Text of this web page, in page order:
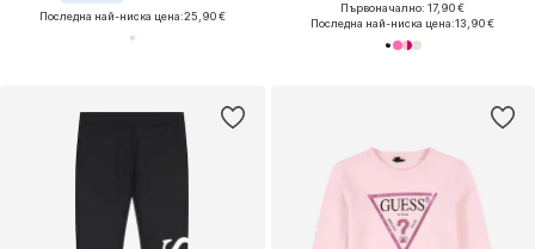
Последна най-ниска цена:25,90 €
Първоначално: 17,90 €
Последна най-ниска цена:13,90 €